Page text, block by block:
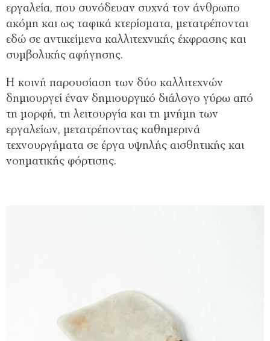
εργαλεία, που συνόδευαν συχνά τον άνθρωπο
ακόμη και ως ταφικά κτερίσματα, μετατρέπονται
εδώ σε αντικείμενα καλλιτεχνικής έκφρασης και
συμβολικής αφήγησης.
Η κοινή παρουσίαση των δύο καλλιτεχνών
δημιουργεί έναν δημιουργικό διάλογο γύρω από
τη μορφή, τη λειτουργία και τη μνήμη των
εργαλείων, μετατρέποντας καθημερινά
τεχνουργήματα σε έργα υψηλής αισθητικής και
νοηματικής φόρτισης.